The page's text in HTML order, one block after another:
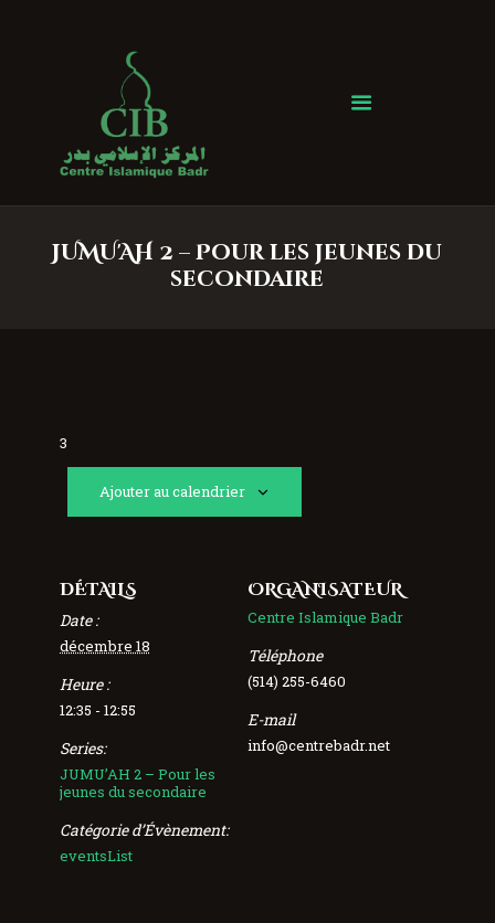
JUMU'AH 2 – Pour les jeunes du
secondaire
Centre Islamique Badr
Accueil
À propos
Services
Faire un don
3
Ajouter au calendrier
DÉTAILS
Date :
décembre 18
Heure :
12:35 - 12:55
Series:
JUMU’AH 2 – Pour les
jeunes du secondaire
Catégorie d’Évènement:
eventsList
ORGANISATEUR
Centre Islamique Badr
Téléphone
(514) 255-6460
E-mail
info@centrebadr.net